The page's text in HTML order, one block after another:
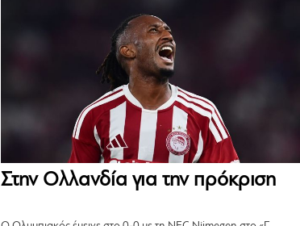
Στην Ολλανδία για την πρόκριση